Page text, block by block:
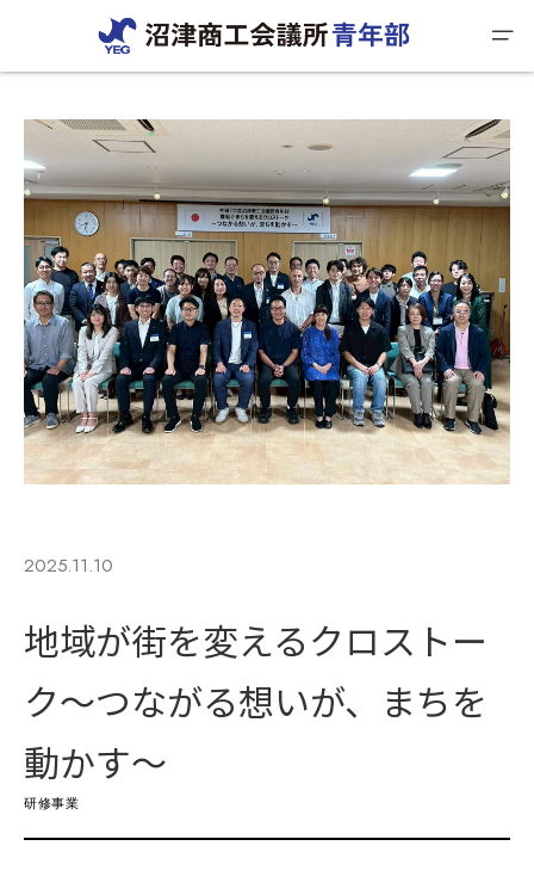
研修事業
地域が街を変えるクロストー
ク〜つながる想いが、まちを
動かす〜
2025.11.10